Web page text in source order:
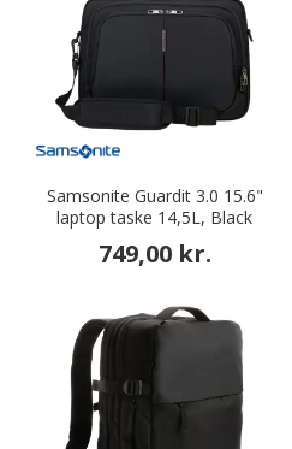
Samsonite Guardit 3.0 15.6"
laptop taske 14,5L, Black
749,00 kr.